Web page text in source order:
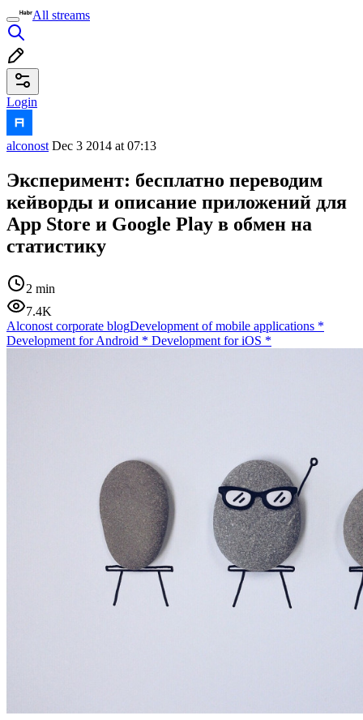
All streams
Login
alconost Dec 3 2014 at 07:13
Эксперимент: бесплатно переводим
кейворды и описание приложений для
App Store и Google Play в обмен на
статистику
2 min
7.4K
Alconost corporate blogDevelopment of mobile applications *
Development for Android * Development for iOS *